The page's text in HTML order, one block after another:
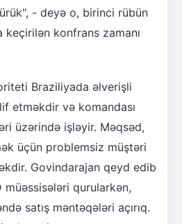
- deyə o, birinci rübün
keçirilən konfrans zamanı
Braziliyada əlverişli
etməkdir və komandası
üzərində işləyir. Məqsəd,
üçün problemsiz müştəri
Govindarajan qeyd edib
müəssisələri qurularkən,
satış məntəqələri açırıq.